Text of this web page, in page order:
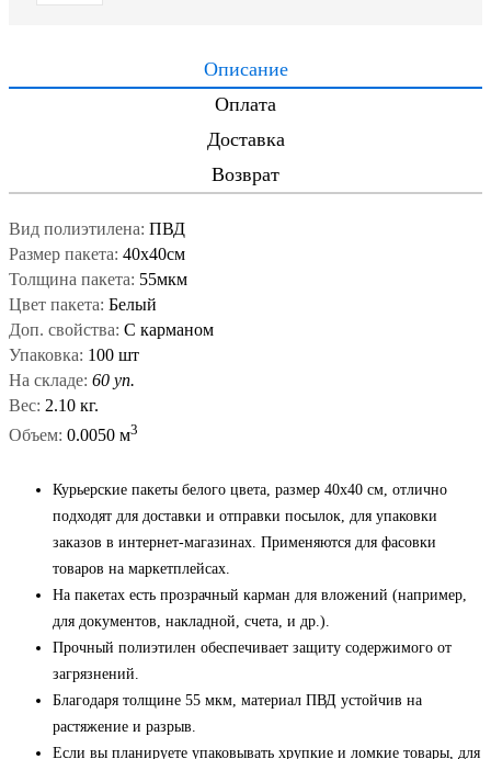
Описание
Оплата
Доставка
Возврат
Вид полиэтилена: ПВД
Размер пакета: 40x40см
Толщина пакета: 55мкм
Цвет пакета: Белый
Доп. свойства: С карманом
Упаковка: 100 шт
На складе: 60 уп.
Вес: 2.10 кг.
Объем: 0.0050 м3
Курьерские пакеты белого цвета, размер 40x40 см, отлично
подходят для доставки и отправки посылок, для упаковки
заказов в интернет-магазинах. Применяются для фасовки
товаров на маркетплейсах.
На пакетах есть прозрачный карман для вложений (например,
для документов, накладной, счета, и др.).
Прочный полиэтилен обеспечивает защиту содержимого от
загрязнений.
Благодаря толщине 55 мкм, материал ПВД устойчив на
растяжение и разрыв.
Если вы планируете упаковывать хрупкие и ломкие товары, для